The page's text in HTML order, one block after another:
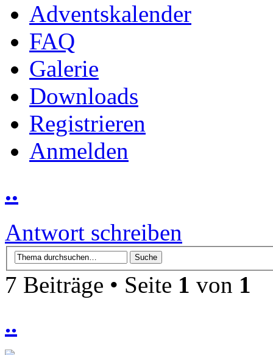
Adventskalender
FAQ
Galerie
Downloads
Registrieren
Anmelden
..
Antwort schreiben
7 Beiträge • Seite 1 von 1
..